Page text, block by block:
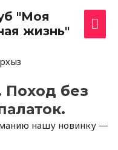
"Моя
жизнь"
Поход без
нашу новинку —